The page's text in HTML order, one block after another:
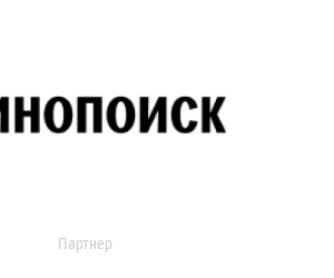
Партнер